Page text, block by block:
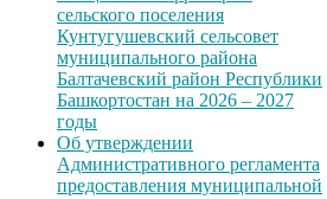
сельского поселения
Кунтугушевский сельсовет
муниципального района
Балтачевский район Республики
Башкортостан на 2026 – 2027
годы
Об утверждении
Административного регламента
предоставления муниципальной